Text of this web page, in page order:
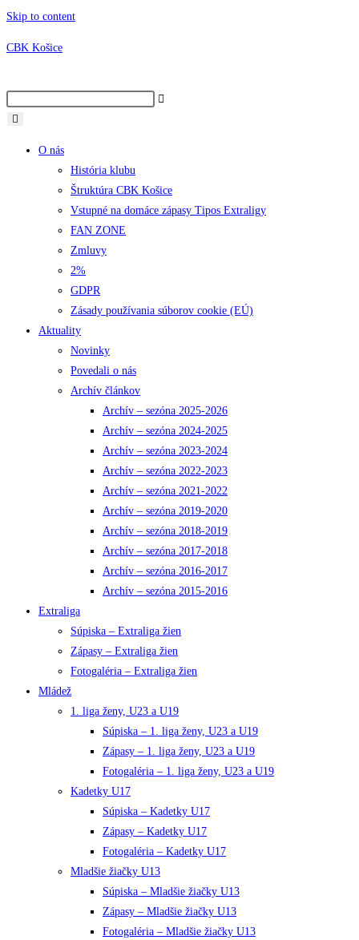
Skip to content
CBK Košice
O nás
História klubu
Štruktúra CBK Košice
Vstupné na domáce zápasy Tipos Extraligy
FAN ZONE
Zmluvy
2%
GDPR
Zásady používania súborov cookie (EÚ)
Aktuality
Novinky
Povedali o nás
Archív článkov
Archív – sezóna 2025-2026
Archív – sezóna 2024-2025
Archív – sezóna 2023-2024
Archív – sezóna 2022-2023
Archív – sezóna 2021-2022
Archív – sezóna 2019-2020
Archív – sezóna 2018-2019
Archív – sezóna 2017-2018
Archív – sezóna 2016-2017
Archív – sezóna 2015-2016
Extraliga
Súpiska – Extraliga žien
Zápasy – Extraliga žien
Fotogaléria – Extraliga žien
Mládež
1. liga ženy, U23 a U19
Súpiska – 1. liga ženy, U23 a U19
Zápasy – 1. liga ženy, U23 a U19
Fotogaléria – 1. liga ženy, U23 a U19
Kadetky U17
Súpiska – Kadetky U17
Zápasy – Kadetky U17
Fotogaléria – Kadetky U17
Mladšie žiačky U13
Súpiska – Mladšie žiačky U13
Zápasy – Mladšie žiačky U13
Fotogaléria – Mladšie žiačky U13